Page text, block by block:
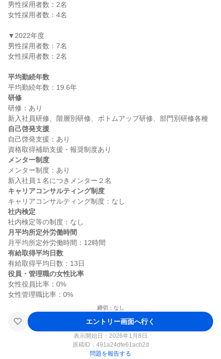
男性採用者数：2名
女性採用者数：4名
▼2022年度
男性採用者数：7名
女性採用者数：2名
平均勤続年数
研修
研修：あり
自己啓発支援
自己啓発支援：あり
メンター制度
メンター制度：あり
キャリアコンサルティング制度
社内検定
月平均所定外労働時間
有給取得平均日数
役員・管理職の女性比率
女性役員比率：0%
締切：なし
エントリー画面へ行く
表示開始日：2026年1月8日
原稿ID： 491a24dfe61acb2d
問題を報告する